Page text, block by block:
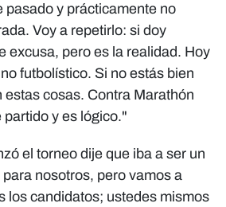
pasado y prácticamente no
Voy a repetirlo: si doy
excusa, pero es la realidad. Hoy
futbolístico. Si no estás bien
cosas. Contra Marathón
partido y es lógico."​​​​​​
el torneo dije que iba a ser un
nosotros, pero vamos a
los candidatos; ustedes mismos